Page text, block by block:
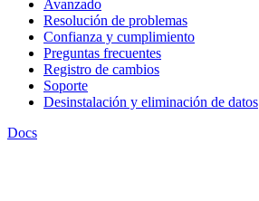
Avanzado
Resolución de problemas
Confianza y cumplimiento
Preguntas frecuentes
Registro de cambios
Soporte
Desinstalación y eliminación de datos
Docs